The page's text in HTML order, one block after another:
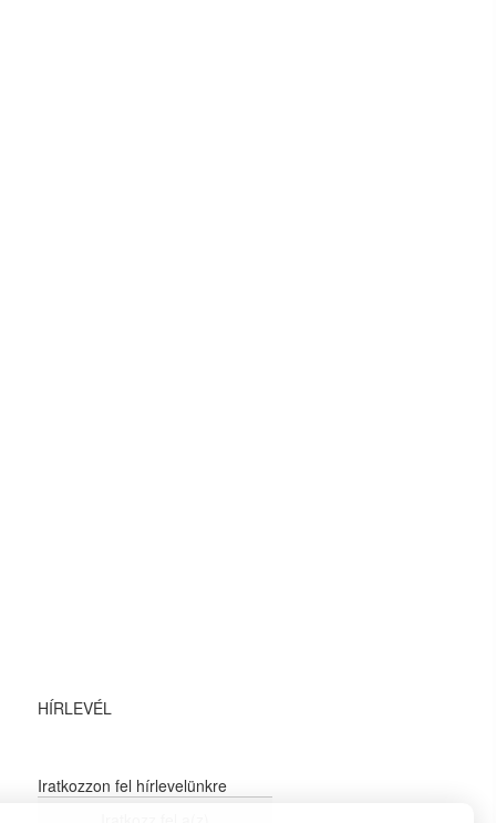
HÍRLEVÉL
Iratkozzon fel hírlevelünkre